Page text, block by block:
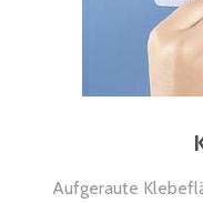
Aufgeraute